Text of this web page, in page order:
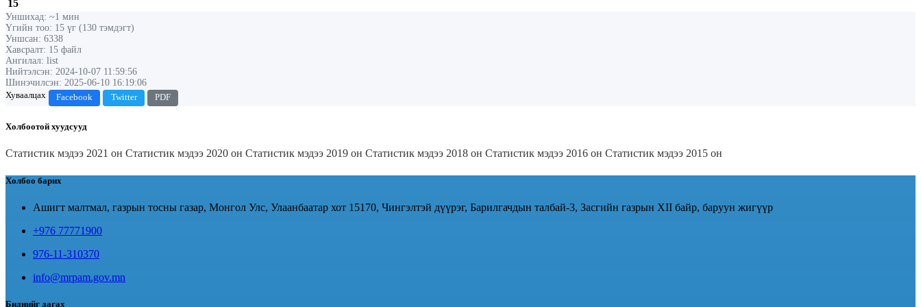
15
Уншихад: ~1 мин
Үгийн тоо: 15 үг (130 тэмдэгт)
Уншсан: 6338
Хавсралт: 15 файл
Ангилал: list
Нийтэлсэн: 2024-10-07 11:59:56
Шинэчилсэн: 2025-06-10 16:19:06
Хуваалцах
Facebook Twitter PDF
Холбоотой хуудсууд
Статистик мэдээ 2021 он Статистик мэдээ 2020 он Статистик мэдээ 2019 он Статистик мэдээ 2018 он Статистик мэдээ 2016 он Статистик мэдээ 2015 он
Холбоо барих
Ашигт малтмал, газрын тосны газар, Монгол Улс, Улаанбаатар хот 15170, Чингэлтэй дүүрэг, Барилгачдын талбай-3, Засгийн газрын XII байр, баруун жигүүр
+976 77771900
976-11-310370
info@mrpam.gov.mn
Биднийг дагах